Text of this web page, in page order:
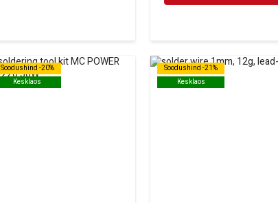
Soodushind -20%
Kesklaos
Soodushind -20%
Kesklaos
Soodushind -21%
Kesklaos
Soodushind -21%
Kesklaos